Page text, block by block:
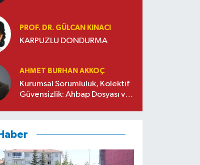
PROF. DR. GÜLCAN KINACI
KARPUZLU DONDURMA
AHMET BURHAN AKKOÇ
Kurumsal Sorumluluk, Kolektif
Güvensizlik: Ahbap Dosyası ve